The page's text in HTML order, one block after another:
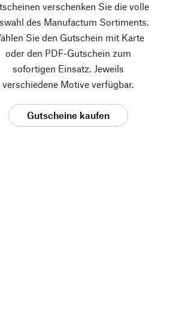
verschenken Sie die volle
des Manufactum Sortiments.
Sie den Gutschein mit Karte
oder den PDF-Gutschein zum
sofortigen Einsatz. Jeweils
verschiedene Motive verfügbar.
Gutscheine kaufen